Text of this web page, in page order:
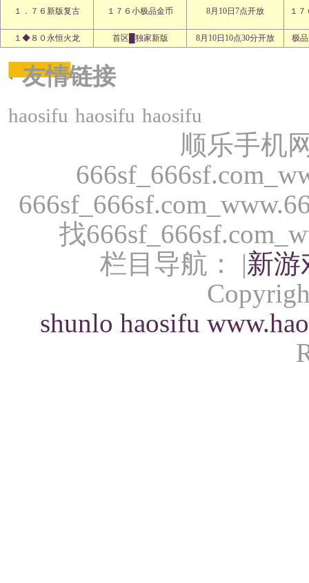
１．７６新版复古 １７６小极品金币 8月10日7点开放 １
１◆８０永恒火龙 首区█独家新版 8月10日10点30分开放 极
友情链接
haosifu haosifu haosifu
顺乐手机
找
栏目导航： |新游
shunlo haosifu